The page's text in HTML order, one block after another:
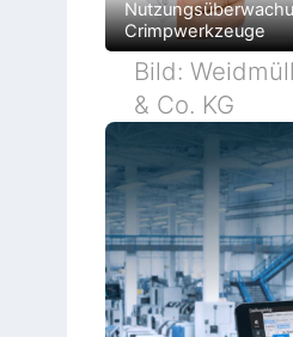
Crimpwerkzeuge
Bild:
& Co. KG